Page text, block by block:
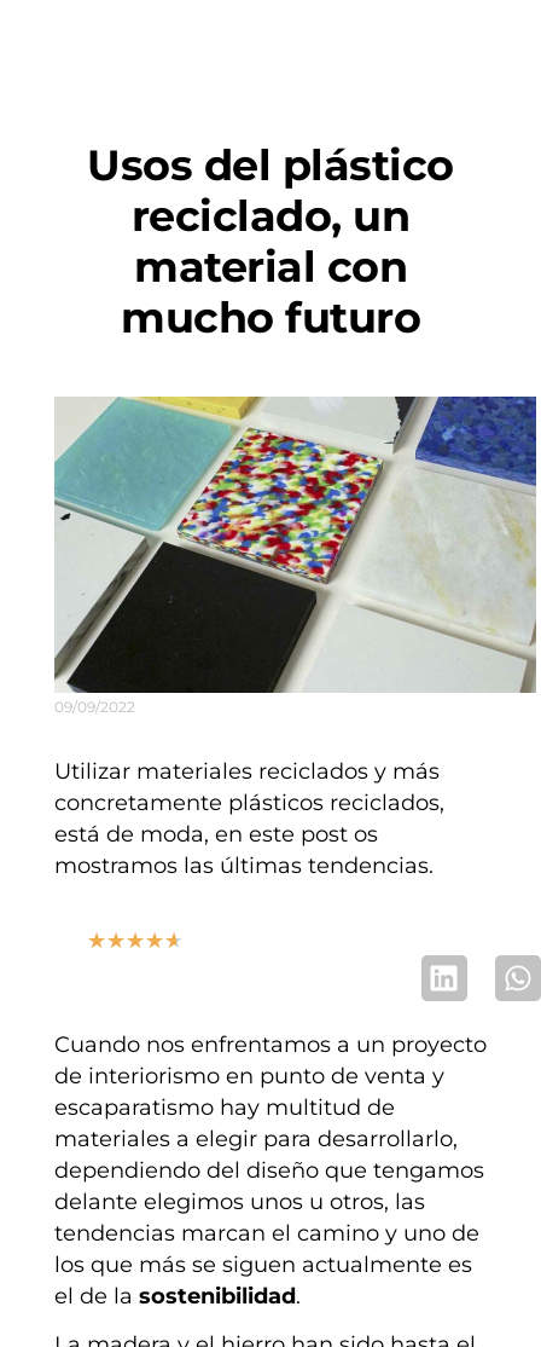
Usos del plástico
reciclado, un
material con
mucho futuro
09/09/2022
Utilizar materiales reciclados y más
concretamente plásticos reciclados,
está de moda, en este post os
mostramos las últimas tendencias.
★★★★★
Cuando nos enfrentamos a un proyecto
de interiorismo en punto de venta y
escaparatismo hay multitud de
materiales a elegir para desarrollarlo,
dependiendo del diseño que tengamos
delante elegimos unos u otros, las
tendencias marcan el camino y uno de
los que más se siguen actualmente es
el de la sostenibilidad.